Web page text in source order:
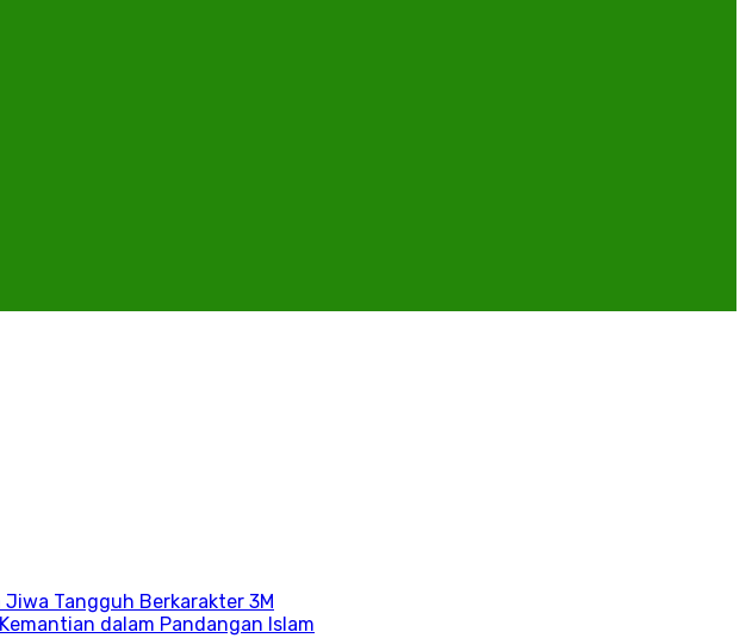
Jiwa Tangguh Berkarakter 3M
dalam Pandangan Islam